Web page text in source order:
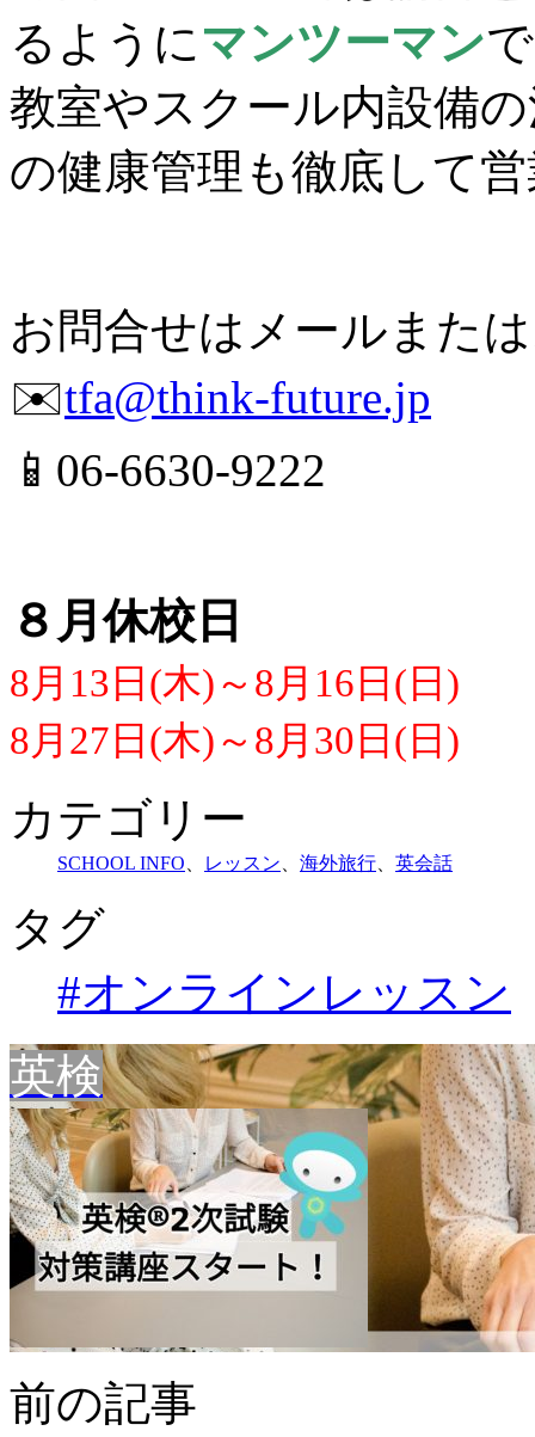
るようにマンツーマン
教室やスクール内設備
の健康管理も徹底して
お問合せはメールまた
✉️tfa@think-future.jp
📱06-6630-9222
８月休校日
8月13日(木)～8月16日(日)
8月27日(木)～8月30日(日)
カテゴリー
SCHOOL INFO レッスン 海外旅行 英会話
タグ
#オンラインレッスン
英検
前の記事